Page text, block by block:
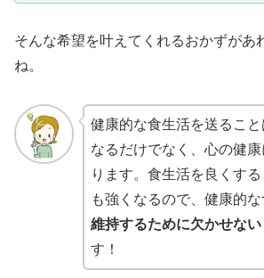
そんな希望を叶えてくれるおかずがあ
ね。
健康的な食生活を送るこ
なるだけでなく、心の健
ります。食生活を良くす
も強くなるので、健康的
維持するために欠かせない
す！